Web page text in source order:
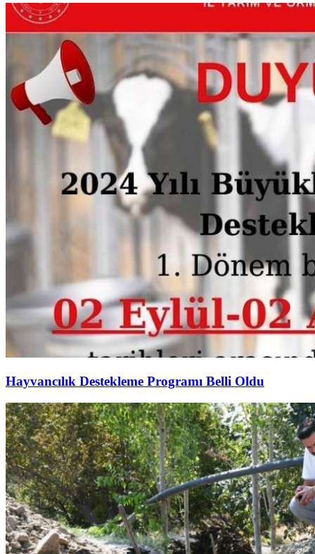
Hayvancılık Destekleme Programı Belli Oldu